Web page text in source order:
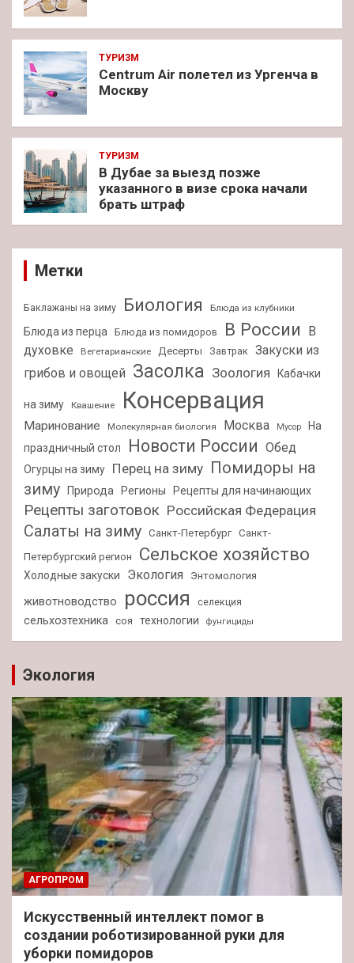
ТУРИЗМ
Centrum Air полетел из Ургенча в
Москву
ТУРИЗМ
В Дубае за выезд позже
указанного в визе срока начали
брать штраф
Метки
Баклажаны на зиму Биология Блюда из клубники
Блюда из перца Блюда из помидоров В России
В
духовке
Вегетарианские Десерты Завтрак Закуски из
грибов и овощей Засолка Зоология Кабачки
на зиму Квашение Консервация
Маринование Молекулярная биология Москва Мусор
На
праздничный стол
Новости России Обед
Огурцы на зиму Перец на зиму Помидоры на
зиму
Природа Регионы Рецепты для начинающих
Рецепты заготовок Российская Федерация
Салаты на зиму Санкт-Петербург Санкт-
Петербургский регион
Сельское хозяйство
Холодные закуски Экология Энтомология
животноводство россия селекция
сельхозтехника соя технологии фунгициды
Экология
АГРОПРОМ
Искусственный интеллект помог в
создании роботизированной руки для
уборки помидоров